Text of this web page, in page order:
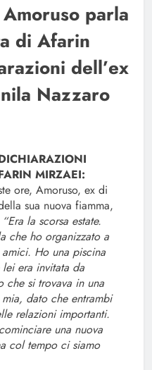
parla
di Afarin
dell’ex
Nazzaro
MIRZAEI:
ore, Amoruso, ex di
sua nuova fiamma,
“Era la scorsa estate.
che ho organizzato a
Ho una piscina
era invitata da
che si trovava in una
dato che entrambi
relazioni importanti.
una nuova
col tempo ci siamo